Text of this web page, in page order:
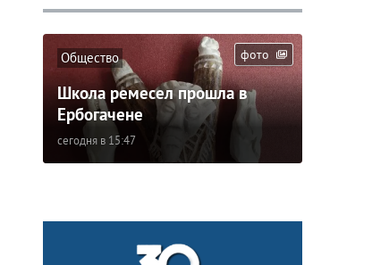
фото
Общество
Школа ремесел прошла в
Ербогачене
сегодня в 15:47